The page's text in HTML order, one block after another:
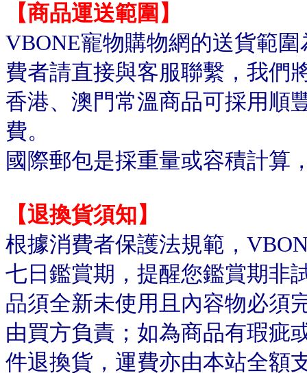
【商品運送範圍】
VBONE寵物購物網的送貨範
費者請直接與客服聯繫，我們
香港、澳門常溫商品可採用順
費。
國際郵包是採重量或容積計
【退換貨須知】
根據消費者保護法規範，
七日鑑賞期，提醒您鑑賞期非
品須全新未使用且內容物必須
由買方負責；如為商品有瑕疵
件退換貨，運費亦由本站全額